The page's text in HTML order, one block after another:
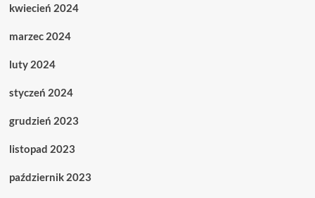
kwiecień 2024
marzec 2024
luty 2024
styczeń 2024
grudzień 2023
listopad 2023
październik 2023